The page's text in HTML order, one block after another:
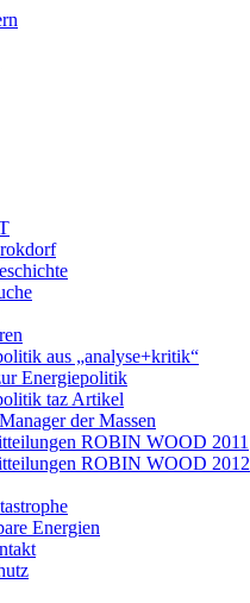
aus „analyse+kritik“
Energiepolitik
taz Artikel
der Massen
ROBIN WOOD 2011
ROBIN WOOD 2012
Energien